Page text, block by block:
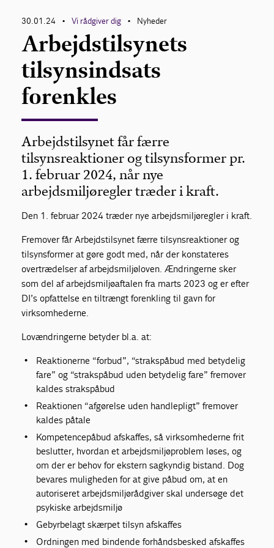
30.01.24 • Vi rådgiver dig • Nyheder
Arbejdstilsynets
tilsynsindsats
forenkles
Arbejdstilsynet får færre
tilsynsreaktioner og tilsynsformer pr.
1. februar 2024, når nye
arbejdsmiljøregler træder i kraft.
Den 1. februar 2024 træder nye arbejdsmiljøregler i kraft.
Fremover får Arbejdstilsynet færre tilsynsreaktioner og
tilsynsformer at gøre godt med, når der konstateres
overtrædelser af arbejdsmiljøloven. Ændringerne sker
som del af arbejdsmiljøaftalen fra marts 2023 og er efter
DI’s opfattelse en tiltrængt forenkling til gavn for
virksomhederne.
Lovændringerne betyder bl.a. at:
Reaktionerne “forbud”, “strakspåbud med betydelig
fare” og “strakspåbud uden betydelig fare” fremover
kaldes strakspåbud
Reaktionen “afgørelse uden handlepligt” fremover
kaldes påtale
Kompetencepåbud afskaffes, så virksomhederne frit
beslutter, hvordan et arbejdsmiljøproblem løses, og
om der er behov for ekstern sagkyndig bistand. Dog
bevares muligheden for at give påbud om, at en
autoriseret arbejdsmiljørådgiver skal undersøge det
psykiske arbejdsmiljø
Gebyrbelagt skærpet tilsyn afskaffes
Ordningen med bindende forhåndsbesked afskaffes